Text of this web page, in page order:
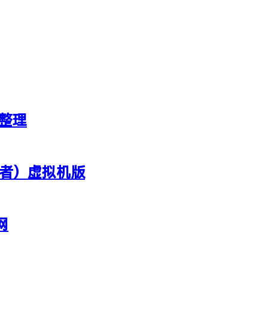
理
）虚拟机版